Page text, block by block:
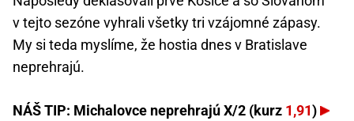
v tejto sezóne vyhrali všetky tri vzájomné zápasy.
My si teda myslíme, že hostia dnes v Bratislave
neprehrajú.
NÁŠ TIP: Michalovce neprehrajú X/2 (kurz 1,91)